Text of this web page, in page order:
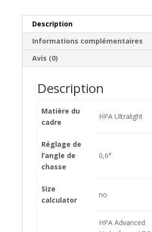
´glossy
Description
Informations complémentaires
Avis (0)
Description
Matière du
cadre
HPA Ultralight
Réglage de
l’angle de
chasse
0,6°
Size
calculator
no
HPA Advanced